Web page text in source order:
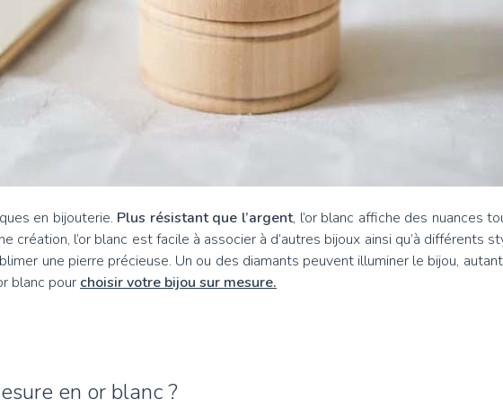
en bijouterie. Plus résistant que l’argent, l’or blanc affiche des nuances
création, l’or blanc est facile à associer à d’autres bijoux ainsi qu’à
une pierre précieuse. Un ou des diamants peuvent illuminer le bijou,
blanc pour choisir votre bijou sur mesure.
en or blanc ?